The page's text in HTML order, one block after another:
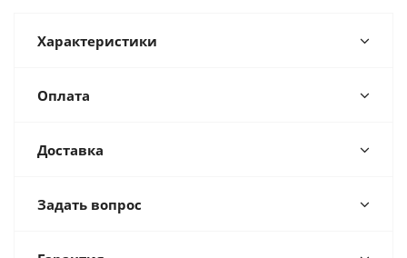
Характеристики
Оплата
Доставка
Задать вопрос